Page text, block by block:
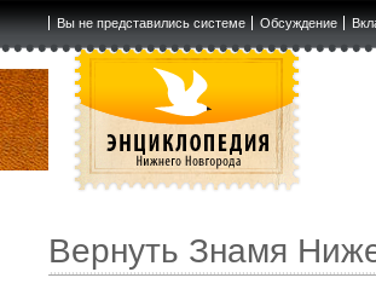
Вы не представились системе Обсуждение
Вернуть Знамя